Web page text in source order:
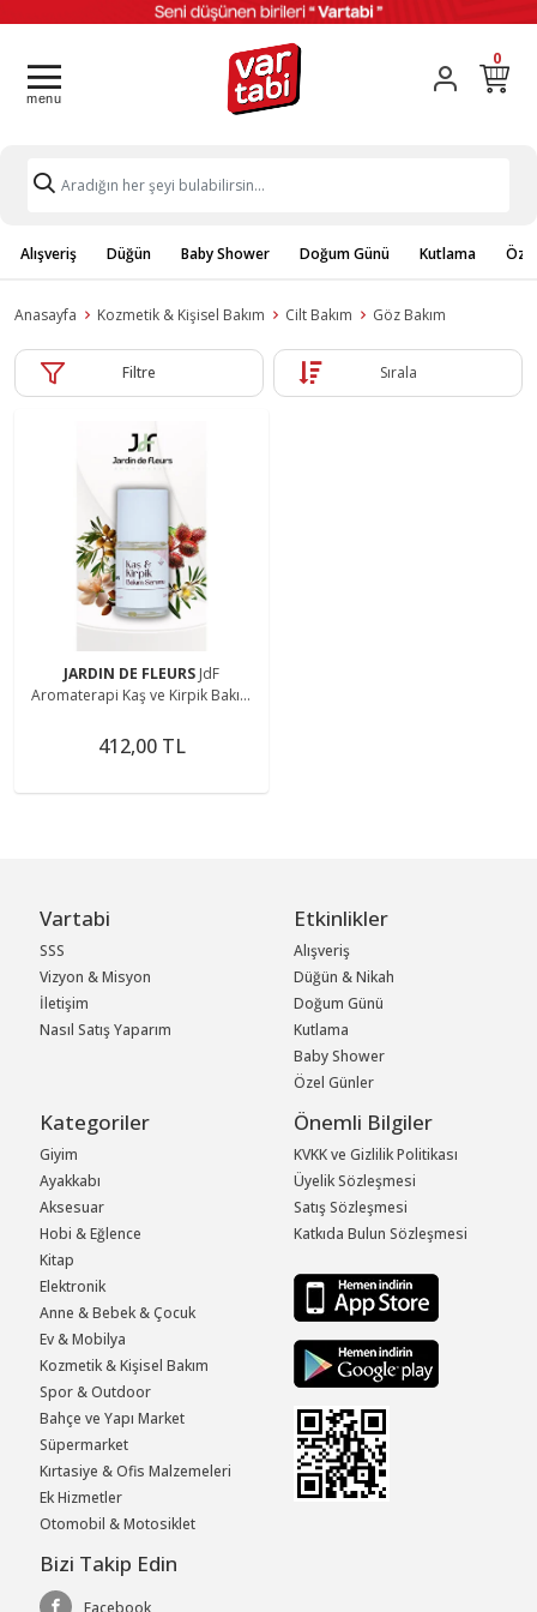
0
Alışveriş Düğün Baby Shower Doğum Günü Kutlama
Anasayfa Kozmetik & Kişisel Bakım Cilt Bakım Göz Bakım
Filtre Sırala
JARDIN DE FLEURS JdF
Aromaterapi Kaş ve Kirpik Bakım
412,00 TL
Vartabi
SSS
Vizyon & Misyon
İletişim
Nasıl Satış Yaparım
Etkinlikler
Alışveriş
Düğün & Nikah
Doğum Günü
Kutlama
Baby Shower
Özel Günler
Kategoriler
Giyim
Ayakkabı
Aksesuar
Hobi & Eğlence
Kitap
Elektronik
Anne & Bebek & Çocuk
Ev & Mobilya
Kozmetik & Kişisel Bakım
Spor & Outdoor
Bahçe ve Yapı Market
Süpermarket
Kırtasiye & Ofis Malzemeleri
Ek Hizmetler
Otomobil & Motosiklet
Önemli Bilgiler
KVKK ve Gizlilik Politikası
Üyelik Sözleşmesi
Satış Sözleşmesi
Katkıda Bulun Sözleşmesi
Bizi Takip Edin
Facebook